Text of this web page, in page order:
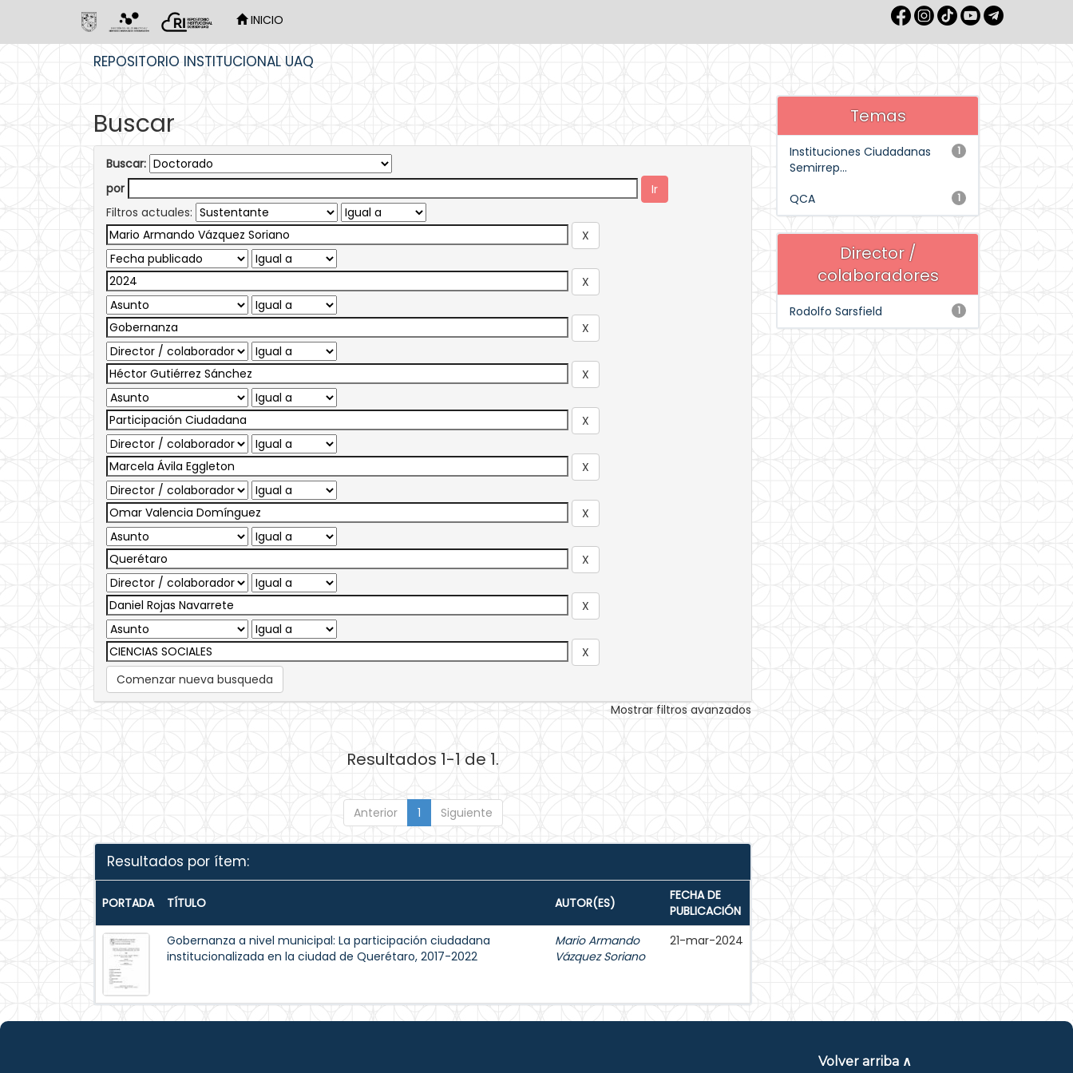
INICIO
REPOSITORIO INSTITUCIONAL UAQ
Buscar
Buscar:
por
Filtros actuales:
Comenzar nueva busqueda
Mostrar filtros avanzados
Resultados 1-1 de 1.
Anterior 1 Siguiente
Resultados por ítem:
PORTADA TÍTULO AUTOR(ES)
FECHA DE
PUBLICACIÓN
Gobernanza a nivel municipal: La participación ciudadana
institucionalizada en la ciudad de Querétaro, 2017-2022
Mario Armando
Vázquez Soriano
21-mar-2024
Temas
1
Instituciones Ciudadanas
Semirrep...
1
QCA
Director /
colaboradores
1
Rodolfo Sarsfield
Volver arriba ∧